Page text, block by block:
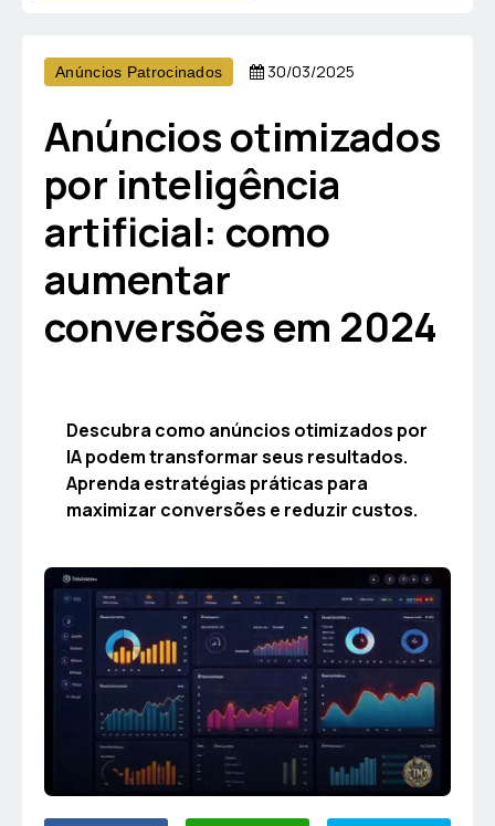
Anúncios Patrocinados 30/03/2025
Anúncios otimizados
por inteligência
artificial: como
aumentar
conversões em 2024
Descubra como anúncios otimizados por
IA podem transformar seus resultados.
Aprenda estratégias práticas para
maximizar conversões e reduzir custos.